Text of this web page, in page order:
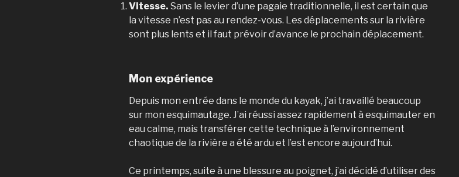
Vitesse. Sans le levier d’une pagaie traditionnelle, il est certain que
la vitesse n’est pas au rendez-vous. Les déplacements sur la rivière
sont plus lents et il faut prévoir d’avance le prochain déplacement.
Mon expérience
Depuis mon entrée dans le monde du kayak, j’ai travaillé beaucoup
sur mon esquimautage. J’ai réussi assez rapidement à esquimauter en
eau calme, mais transférer cette technique à l’environnement
chaotique de la rivière a été ardu et l’est encore aujourd’hui.
Ce printemps, suite à une blessure au poignet, j’ai décidé d’utiliser des